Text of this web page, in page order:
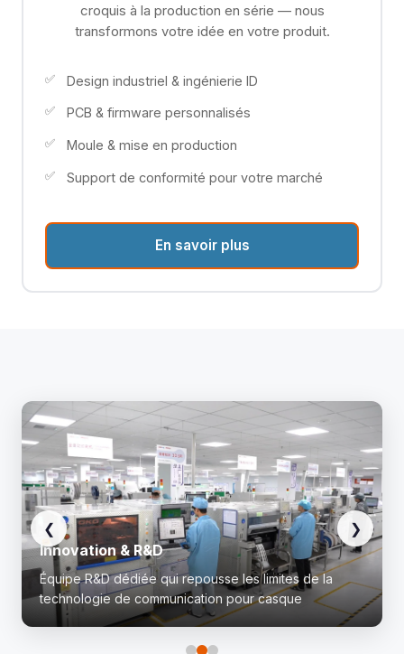
croquis à la production en série — nous
transformons votre idée en votre produit.
Design industriel & ingénierie ID
PCB & firmware personnalisés
Moule & mise en production
Support de conformité pour votre marché
En savoir plus
Innovation & R&D
Équipe R&D dédiée qui repousse les limites de la
technologie de communication pour casque
❮ ❯